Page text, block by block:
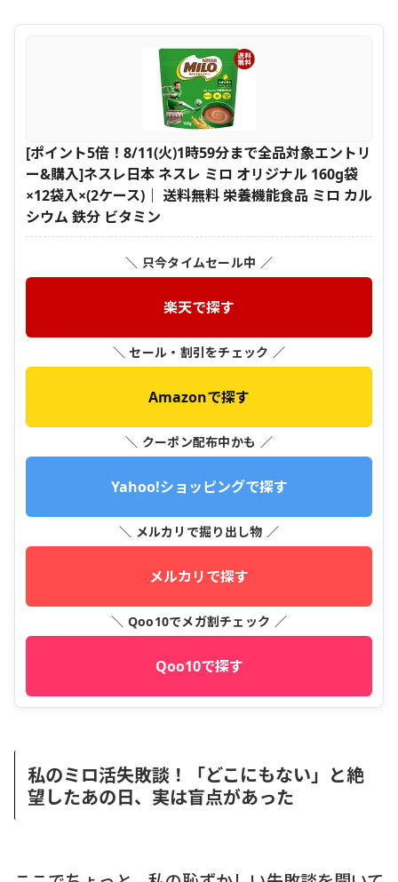
[ポイント5倍！8/11(火)1時59分まで全品対象エントリ
ー&購入]ネスレ日本 ネスレ ミロ オリジナル 160g袋
×12袋入×(2ケース)｜ 送料無料 栄養機能食品 ミロ カル
シウム 鉄分 ビタミン
＼ 只今タイムセール中 ／
楽天で探す
＼ セール・割引をチェック ／
Amazonで探す
＼ クーポン配布中かも ／
Yahoo!ショッピングで探す
＼ メルカリで掘り出し物 ／
メルカリで探す
＼ Qoo10でメガ割チェック ／
Qoo10で探す
私のミロ活失敗談！「どこにもない」と絶
望したあの日、実は盲点があった